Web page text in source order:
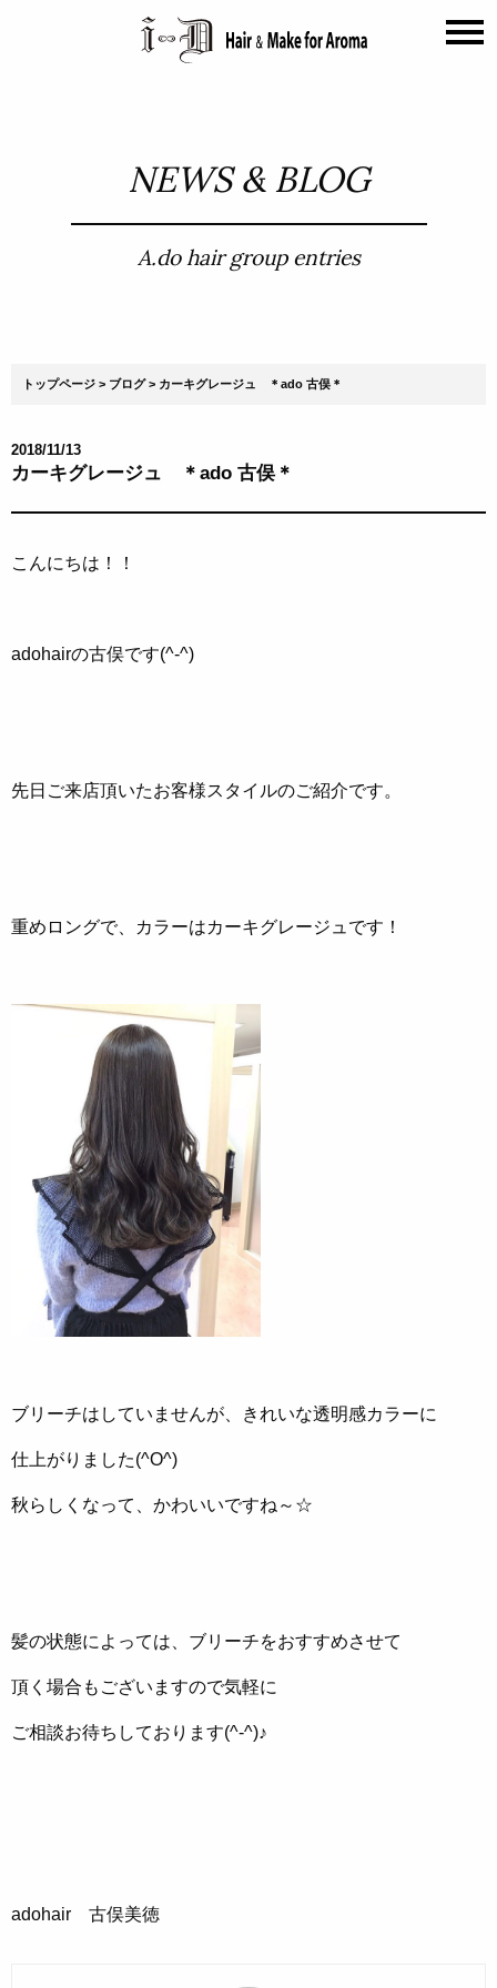
NEWS & BLOG
A.do hair group entries
トップページ ブログ カーキグレージュ ＊ado 古俣＊
2018/11/13
カーキグレージュ ＊ado 古俣＊
こんにちは！！
adohairの古俣です(^-^)
先日ご来店頂いたお客様スタイルのご紹介です。
重めロングで、カラーはカーキグレージュです！
ブリーチはしていませんが、きれいな透明感カラーに
仕上がりました(^O^)
秋らしくなって、かわいいですね～☆
髪の状態によっては、ブリーチをおすすめさせて
頂く場合もございますので気軽に
ご相談お待ちしております(^-^)♪
adohair 古俣美徳